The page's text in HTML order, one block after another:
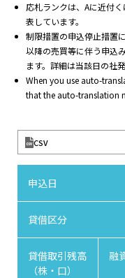
応札ランクは、Aに近付
表しています。
制限措置の申込停止措置
以降の売買等に伴う申込
ます。詳細は当該日の社
When you use auto-
that the auto-translation
CSV
申込日
貸借区分
貸借取引残高
（株・口）
融